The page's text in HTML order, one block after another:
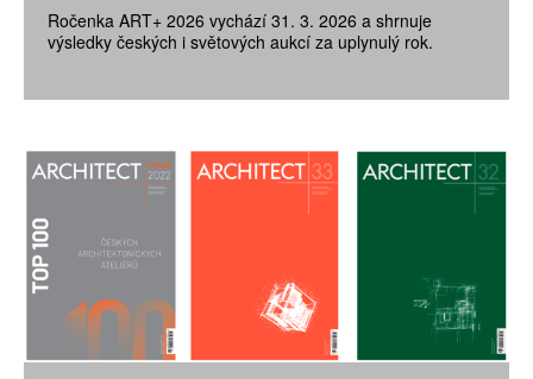
Ročenka ART+ 2026 vychází 31. 3. 2026 a shrnuje
výsledky českých i světových aukcí za uplynulý rok.